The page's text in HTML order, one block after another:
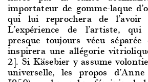
importateur de gomme-laque
qui lui reprochera de l’avoir
L’expérience de l’artiste,
presque toujours vécu
inspirera une allégorie
2]. Si Käsebier y assume
universelle, les propos